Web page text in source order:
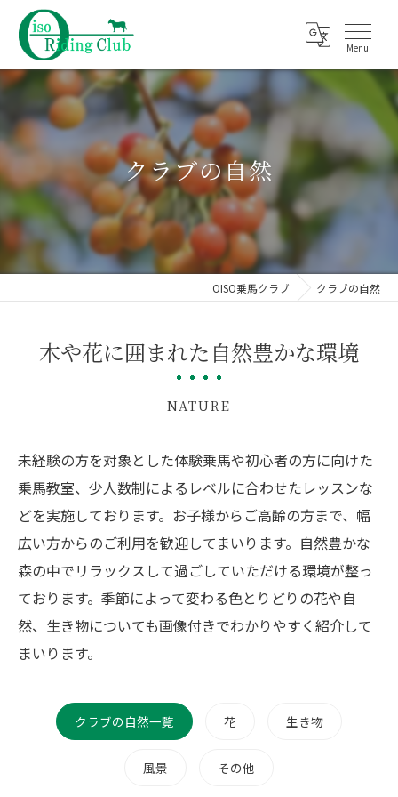
クラブの自然
OISO乗馬クラブ クラブの自然
木や花に囲まれた自然豊かな環境
NATURE
未経験の方を対象とした体験乗馬や初心者の方に向けた
乗馬教室、少人数制によるレベルに合わせたレッスンな
どを実施しております。お子様からご高齢の方まで、幅
広い方からのご利用を歓迎してまいります。自然豊かな
森の中でリラックスして過ごしていただける環境が整っ
ております。季節によって変わる色とりどりの花や自
然、生き物についても画像付きでわかりやすく紹介して
まいります。
クラブの自然一覧 花 生き物
風景 その他